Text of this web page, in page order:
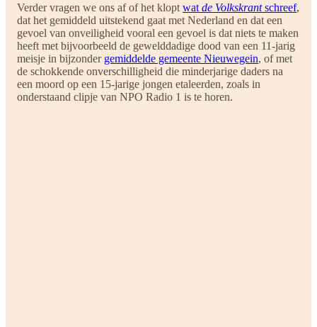
Verder vragen we ons af of het klopt wat de Volkskrantschreef,
dat het gemiddeld uitstekend gaat met Nederland en dat een
gevoel van onveiligheid vooral een gevoel is dat niets te maken
heeft met bijvoorbeeld de gewelddadige dood van een 11-jarig
meisje in bijzonder gemiddelde gemeente Nieuwegein, of met
de schokkende onverschilligheid die minderjarige daders na
een moord op een 15-jarige jongen etaleerden, zoals in
onderstaand clipje van NPO Radio 1 is te horen.